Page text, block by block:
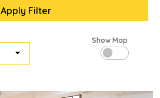
Apply Filter
Show Map